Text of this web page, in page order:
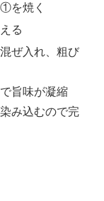
を焼く
る
ぜ入れ、粗び
旨味が凝縮
み込むので完